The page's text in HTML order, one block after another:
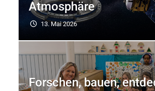
Atmosphäre
13. Mai 2026
Forschen, bauen,